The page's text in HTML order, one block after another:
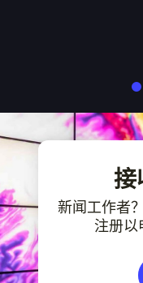
接
新闻工作者
注册以